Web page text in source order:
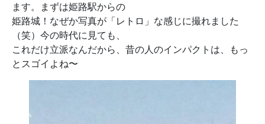
ます。まずは姫路駅からの
姫路城！なぜか写真が「レトロ」な感じに撮れました
（笑）今の時代に見ても、
これだけ立派なんだから、昔の人のインパクトは、もっ
とスゴイよね〜